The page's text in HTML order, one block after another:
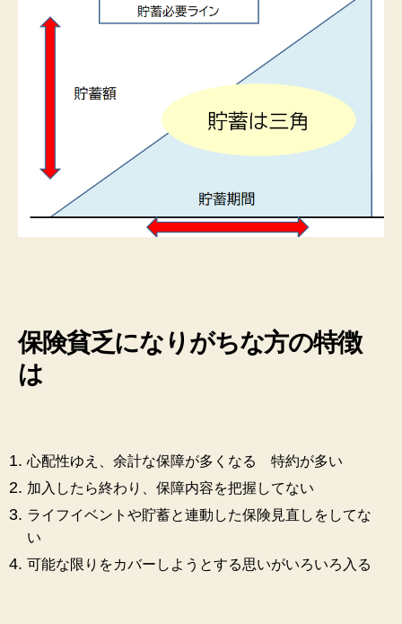
保険貧乏になりがちな方の特徴
は
心配性ゆえ、余計な保障が多くなる 特約が多い
加入したら終わり、保障内容を把握してない
ライフイベントや貯蓄と連動した保険見直しをしてな
い
可能な限りをカバーしようとする思いがいろいろ入る